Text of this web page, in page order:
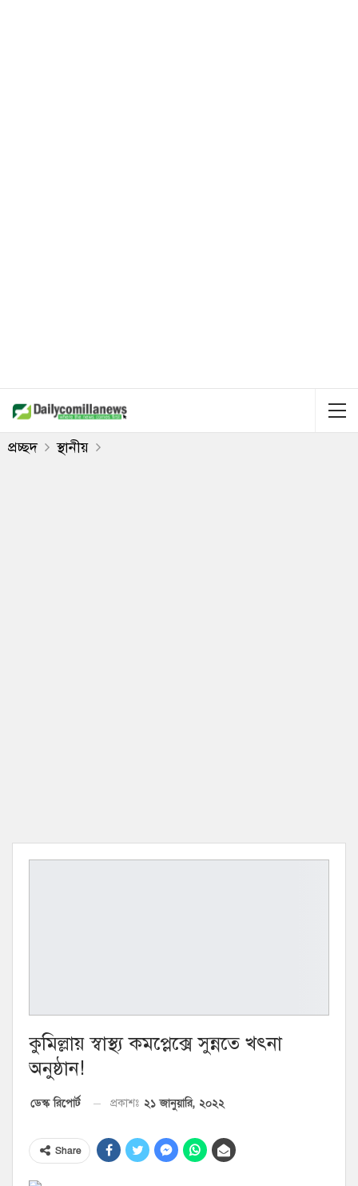
প্রচ্ছদ স্থানীয়
কুমিল্লায় স্বাস্থ্য কমপ্লেক্সে সুন্নতে খৎনা
অনুষ্ঠান!
ডেস্ক রিপোর্ট প্রকাশঃ ২১ জানুয়ারি, ২০২২
Share